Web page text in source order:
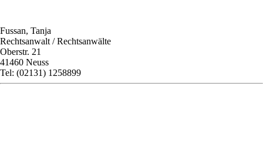
Fussan, Tanja
Rechtsanwalt / Rechtsanwälte
Oberstr. 21
41460 Neuss
Tel: (02131) 1258899